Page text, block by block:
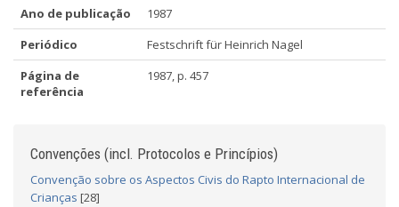
Ano de publicação
1987
Periódico
Festschrift für Heinrich Nagel
Página de
referência
1987, p. 457
Convenções (incl. Protocolos e Princípios)
Convenção sobre os Aspectos Civis do Rapto Internacional de
Crianças [28]